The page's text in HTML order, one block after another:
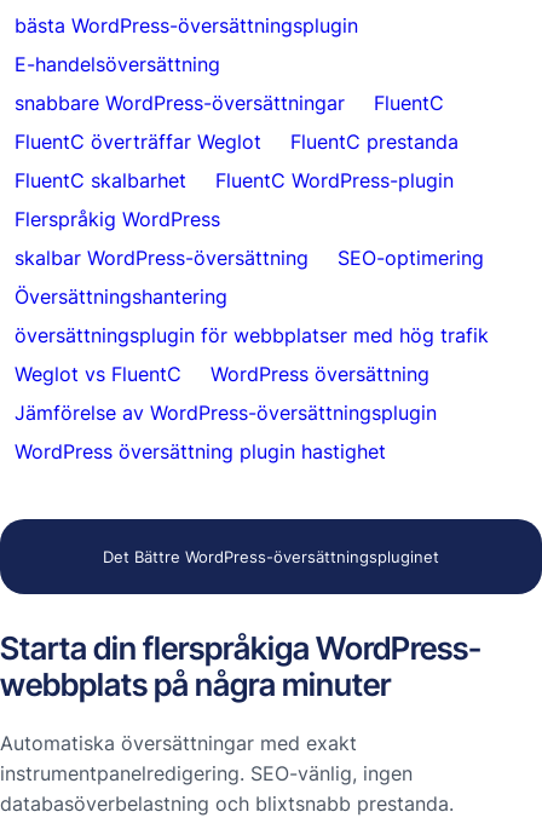
bästa WordPress-översättningsplugin
E-handelsöversättning
snabbare WordPress-översättningar
FluentC
FluentC överträffar Weglot
FluentC prestanda
FluentC skalbarhet
FluentC WordPress-plugin
Flerspråkig WordPress
skalbar WordPress-översättning
SEO-optimering
Översättningshantering
översättningsplugin för webbplatser med hög trafik
Weglot vs FluentC
WordPress översättning
Jämförelse av WordPress-översättningsplugin
WordPress översättning plugin hastighet
Det Bättre WordPress-översättningspluginet
Starta din flerspråkiga WordPress-
webbplats på några minuter
Automatiska översättningar med exakt
instrumentpanelredigering. SEO-vänlig, ingen
databasöverbelastning och blixtsnabb prestanda.